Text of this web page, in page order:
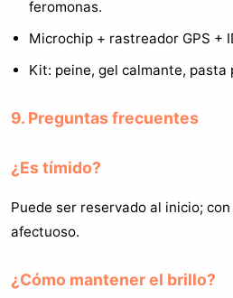
feromonas.
Microchip + rastreador GPS +
Kit: peine, gel calmante,
9. Preguntas frecuentes
¿Es tímido?
Puede ser reservado al inicio;
afectuoso.
¿Cómo mantener el brillo?